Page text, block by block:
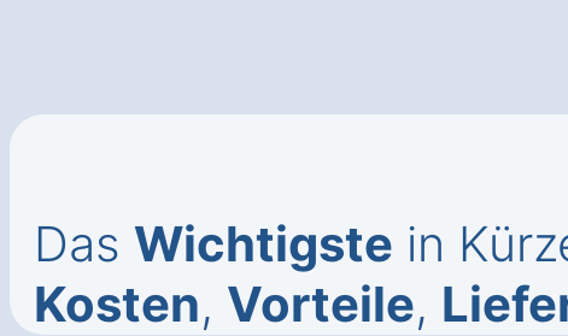
Das Wichtigste in
Kosten, Vorteile,